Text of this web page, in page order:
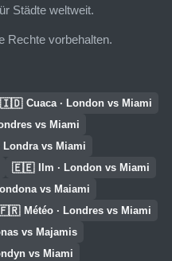
Städte weltweit.
Rechte vorbehalten.
🇮🇩 Cuaca · London vs Miami
vs Miami
Londra vs Miami
🇪🇪 Ilm · London vs Miami
vs Maiami
Météo · Londres vs Miami
vs Majamis
vs Miami